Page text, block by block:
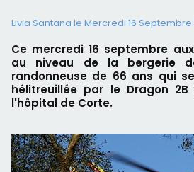
Livia Santana le Mercredi 16 Septembre
Ce mercredi 16 septembre
au niveau de la bergerie
randonneuse de 66 ans qui
hélitreuillée par le Dragon
l'hôpital de Corte.